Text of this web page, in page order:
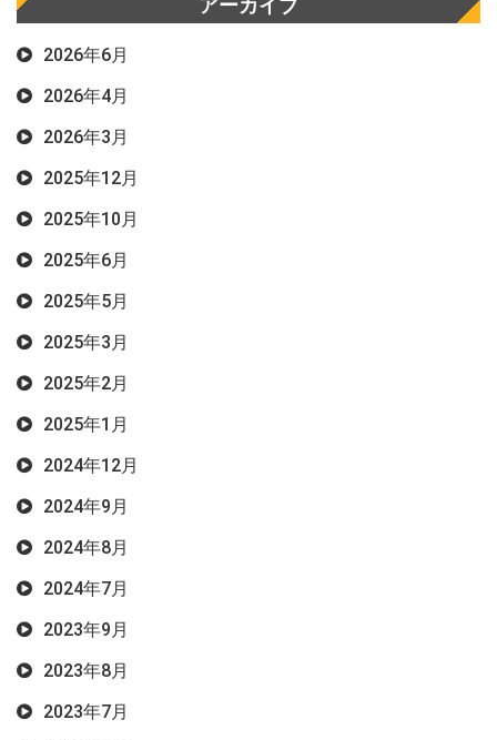
アーカイブ
2026年6月
2026年4月
2026年3月
2025年12月
2025年10月
2025年6月
2025年5月
2025年3月
2025年2月
2025年1月
2024年12月
2024年9月
2024年8月
2024年7月
2023年9月
2023年8月
2023年7月